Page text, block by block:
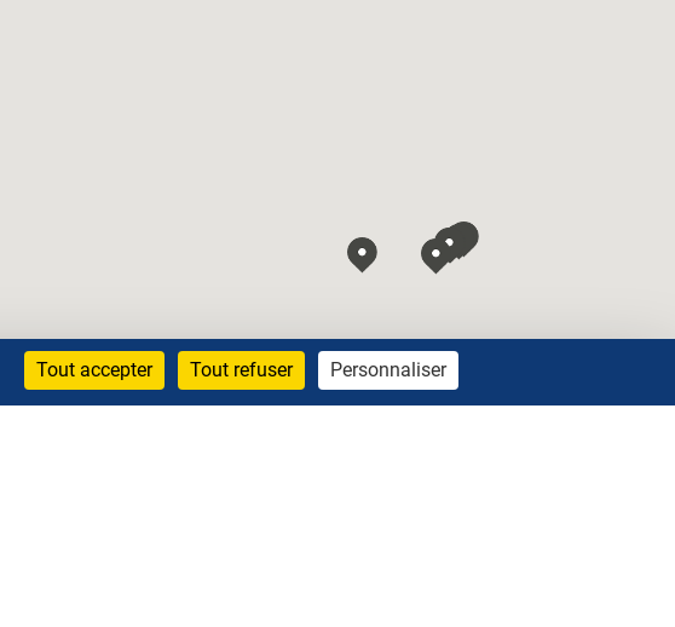
Tout accepter Tout refuser Personnaliser